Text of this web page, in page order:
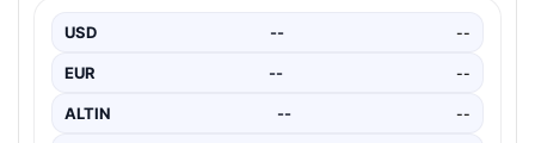
güçlendirmeye yönelik kapsamlı bir hukuki altyapı
oluşturmak…
USD -- --
EUR -- --
ALTIN -- --